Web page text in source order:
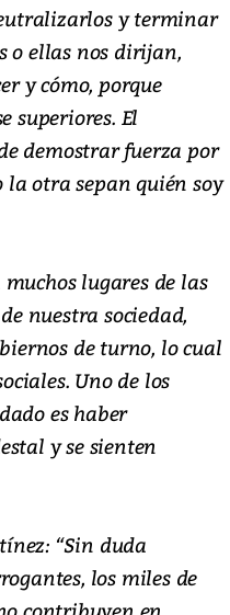
y terminar
o ellas nos dirijan,
y cómo, porque
superiores. El
demostrar fuerza por
la otra sepan quién soy
lugares de las
nuestra sociedad,
de turno, lo cual
Uno de los
es haber
y se sienten
“Sin duda
los miles de